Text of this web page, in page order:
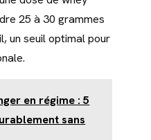
25 à 30 grammes
un seuil optimal pour
en régime : 5
sans